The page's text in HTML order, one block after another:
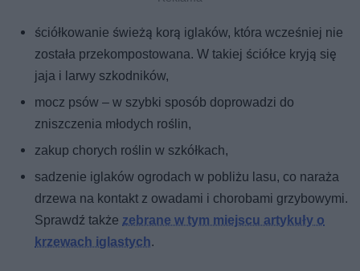
ściółkowanie świeżą korą iglaków, która wcześniej nie
została przekompostowana. W takiej ściółce kryją się
jaja i larwy szkodników,
mocz psów – w szybki sposób doprowadzi do
zniszczenia młodych roślin,
zakup chorych roślin w szkółkach,
sadzenie iglaków ogrodach w pobliżu lasu, co naraża
drzewa na kontakt z owadami i chorobami grzybowymi.
Sprawdź także zebrane w tym miejscu artykuły o
krzewach iglastych.